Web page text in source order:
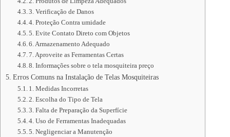
3. Verificação de Danos
4. Proteção Contra umidade
5. Evite Contato Direto com Objetos
6. Armazenamento Adequado
7. Aproveite as Ferramentas Certas
8. Informações sobre o tela mosquiteira preço
Erros Comuns na Instalação de Telas Mosquiteiras
1. Medidas Incorretas
2. Escolha do Tipo de Tela
3. Falta de Preparação da Superfície
4. Uso de Ferramentas Inadequadas
5. Negligenciar a Manutenção